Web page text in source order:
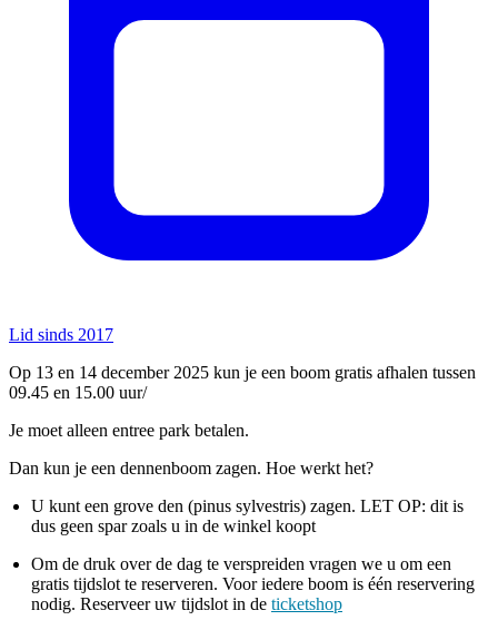
Lid sinds 2017
Op 13 en 14 december 2025 kun je een boom gratis afhalen tussen
09.45 en 15.00 uur/
Je moet alleen entree park betalen.
Dan kun je een dennenboom zagen. Hoe werkt het?
U kunt een grove den (pinus sylvestris) zagen. LET OP: dit is
dus geen spar zoals u in de winkel koopt
Om de druk over de dag te verspreiden vragen we u om een
gratis tijdslot te reserveren. Voor iedere boom is één reservering
nodig. Reserveer uw tijdslot in de ticketshop